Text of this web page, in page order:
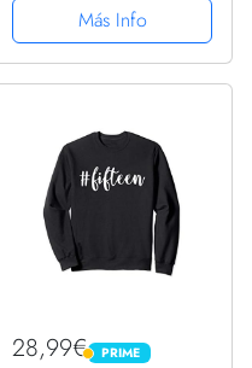
con Capucha
Más Info
28,99€ PRIME
PRIME